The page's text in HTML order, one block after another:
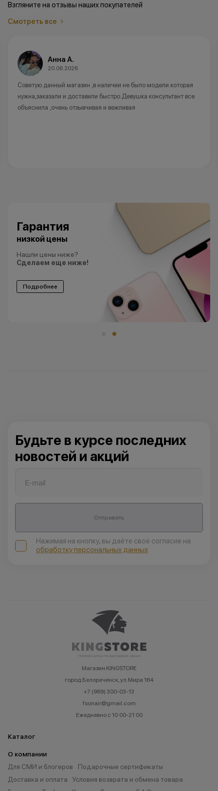
Взгляните на отзывы наших покупателей
Смотреть все
Анна А.
20.06.2026
Советую данный магазин ,в наличии не было модели которая
нужна,заказали и доставили быстро.Девушка консультант все
объяснила ,очень отзывчивая и вежливая
Гарантия
низкой цены
Нашли цены ниже?
Сделаем еще ниже!
Подробнее
Будьте в курсе последних
новостей и акций
Отправить
Нажимая на кнопку, вы даёте своё согласие на
обработку персональных данных
Магазин KINGSTORE
город Белореченск, ул.Мира 164
+7 (969) 300-03-13
fsonair@gmail.com
Ежедневно с 10:00-21:00
Каталог
О компании
Для СМИ и блогеров
Подарочные сертификаты
Доставка и оплата
Условия возврата и обмена товара